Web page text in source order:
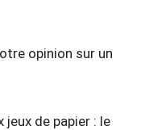
opinion sur un
de papier : le